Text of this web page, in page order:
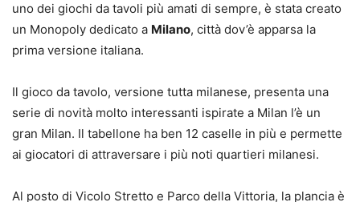
uno dei giochi da tavoli più amati di sempre, è stata creato
un Monopoly dedicato a Milano, città dov’è apparsa la
prima versione italiana.
Il gioco da tavolo, versione tutta milanese, presenta una
serie di novità molto interessanti ispirate a Milan l’è un
gran Milan. Il tabellone ha ben 12 caselle in più e permette
ai giocatori di attraversare i più noti quartieri milanesi.
Al posto di Vicolo Stretto e Parco della Vittoria, la plancia è